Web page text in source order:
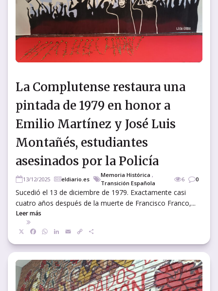
La Complutense restaura una
pintada de 1979 en honor a
Emilio Martínez y José Luis
Montañés, estudiantes
asesinados por la Policía
13/12/2025 eldiario.es
Memoria Histórica ,
Transición Española
6 0
Sucedió el 13 de diciembre de 1979. Exactamente casi
cuatro años después de la muerte de Francisco Franco,...
Leer más
Facebook
WhatsApp
LinkedIn
EmailCopy